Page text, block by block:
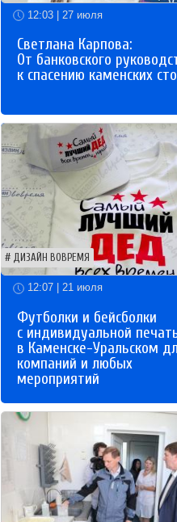
12:03 | 27 июля
Светлана Карпова:
От банковского
к спасению каменских
ДИЗАЙН ВОВРЕМЯ
12:07 | 21 июля
Футболки и бейсболки
с индивидуальной
в Каменске-Уральском
компаний и любых
мероприятий